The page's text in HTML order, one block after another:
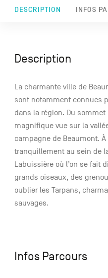
DESCRIPTION INFOS
Description
La charmante ville de
sont notamment connues
dans la région. Du sommet
magnifique vue sur la
campagne de Beaumont.
tranquillement au sein de
Labuissière où l’on se fait
grands oiseaux, des
oublier les Tarpans,
sauvages.
Infos Parcours